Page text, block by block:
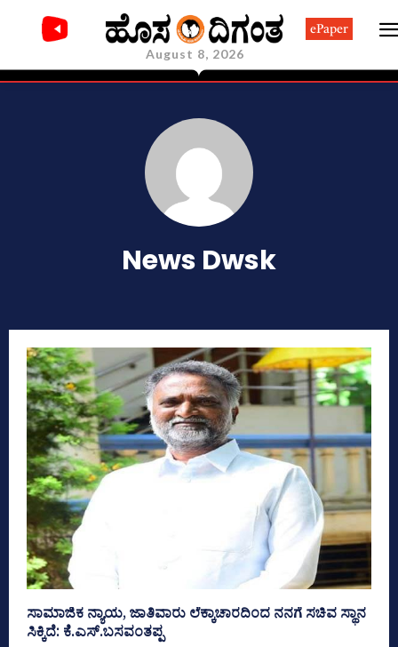
August 8, 2026
ePaper
News Dwsk
ಸಾಮಾಜಿಕ ನ್ಯಾಯ, ಜಾತಿವಾರು ಲೆಕ್ಕಾಚಾರದಿಂದ ನನಗೆ ಸಚಿವ ಸ್ಥಾನ
ಸಿಕ್ಕಿದೆ: ಕೆ.ಎಸ್.ಬಸವಂತಪ್ಪ